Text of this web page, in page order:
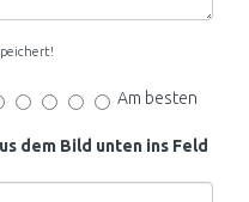
Am besten
dem Bild unten ins Feld